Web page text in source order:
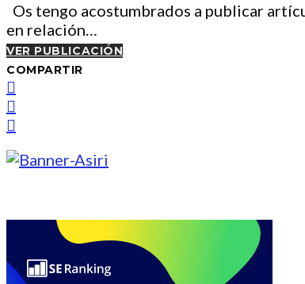
Os tengo acostumbrados a publicar
en relación…
VER PUBLICACIÓN
COMPARTIR